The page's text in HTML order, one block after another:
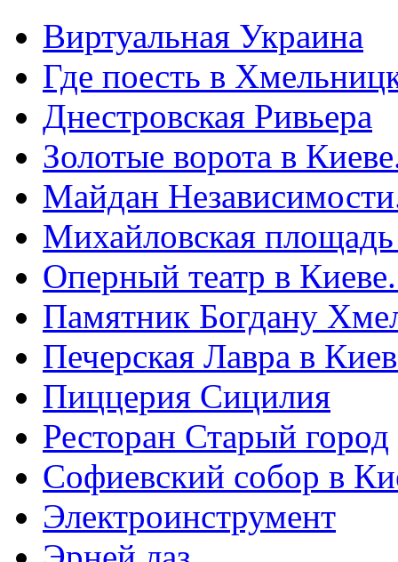
Виртуальная Украина
Где поесть в
Днестровская Ривьера
Золотые ворота в
Майдан
Михайловская
Оперный театр в
Памятник Богдану
Печерская Лавра в
Пиццерия Сицилия
Ресторан Старый город
Софиевский собор в
Электроинструмент